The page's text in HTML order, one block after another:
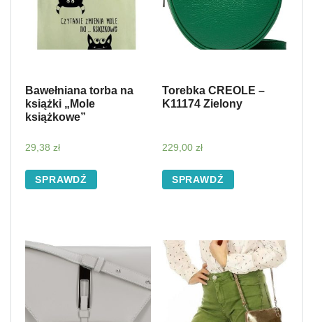
Bawełniana torba na
książki „Mole
książkowe”
29,38 zł
SPRAWDŹ
Torebka CREOLE –
K11174 Zielony
229,00 zł
SPRAWDŹ